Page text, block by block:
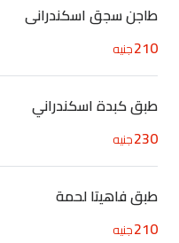
طاجن سجق اسكندرانى
210جنيه
طبق كبدة اسكندراني
230جنيه
طبق فاهيتا لحمة
210جنيه